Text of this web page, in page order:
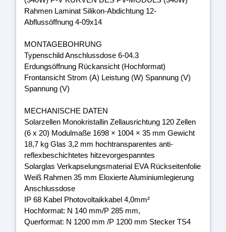
Rahmen Laminat Silikon-Abdichtung 12-
Abflussöffnung 4-09x14
MONTAGEBOHRUNG
Typenschild Anschlussdose 6-04.3
Erdungsöffnung Rückansicht (Hochformat)
Frontansicht Strom (A) Leistung (W) Spannung (V)
Spannung (V)
MECHANISCHE DATEN
Solarzellen Monokristallin Zellausrichtung 120 Zellen
(6 x 20) Modulmaße 1698 × 1004 × 35 mm Gewicht
18,7 kg Glas 3,2 mm hochtransparentes anti-
reflexbeschichtetes hitzevorgespanntes
Solarglas Verkapselungsmaterial EVA Rückseitenfolie
Weiß Rahmen 35 mm Eloxierte Aluminiumlegierung
Anschlussdose
IP 68 Kabel Photovoltaikkabel 4,0mm²
Hochformat: N 140 mm/P 285 mm,
Querformat: N 1200 mm /P 1200 mm Stecker TS4